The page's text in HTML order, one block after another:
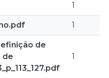
1
1
de
de
1